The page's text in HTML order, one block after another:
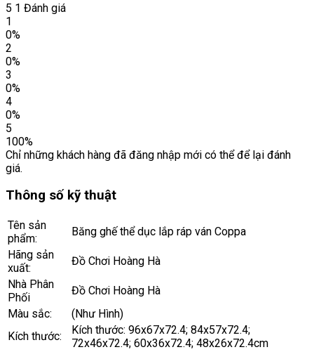
5 1 Đánh giá
1
0%
2
0%
3
0%
4
0%
5
100%
Chỉ những khách hàng đã đăng nhập mới có thể để lại đánh
giá.
Thông số kỹ thuật
Tên sản
phẩm:
Băng ghế thể dục lắp ráp ván Coppa
Hãng sản
xuất:
Đồ Chơi Hoàng Hà
Nhà Phân
Phối
Đồ Chơi Hoàng Hà
Màu sắc:
(Như Hình)
Kích thước:
Kích thước: 96x67x72.4; 84x57x72.4;
72x46x72.4; 60x36x72.4; 48x26x72.4cm